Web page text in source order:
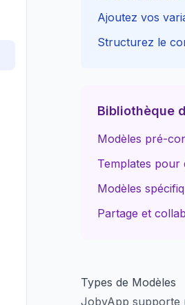
Ajoutez vos
Structurez le
Bibliothèque
Modèles pré-
Templates pour
Modèles
Partage et
Types de Modèles
JobyApp supporte